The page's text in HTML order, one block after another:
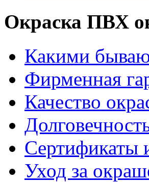
Окраска ПВХ
Какими
Фирменная
Качество
Сертификаты
Уход за